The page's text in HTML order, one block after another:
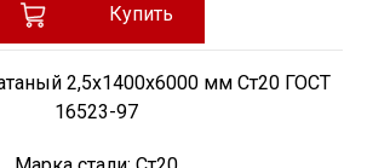
Купить
2,5х1400х6000 мм Ст20 ГОСТ
16523-97